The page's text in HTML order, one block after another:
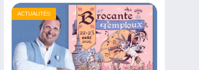
ACTUALITÉS